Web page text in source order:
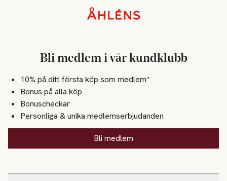
Bli medlem i vår kundklubb
10% på ditt första köp som medlem*
Bonus på alla köp
Bonuscheckar
Personliga & unika medlemserbjudanden
Bli medlem